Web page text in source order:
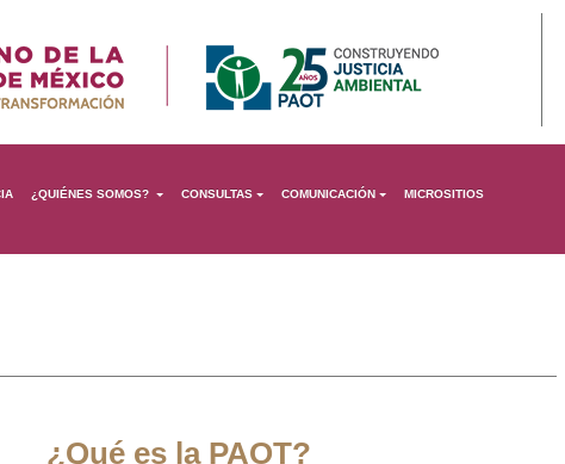
¿QUIÉNES SOMOS? CONSULTAS COMUNICACIÓN MICROSITIOS
¿Qué es la PAOT?